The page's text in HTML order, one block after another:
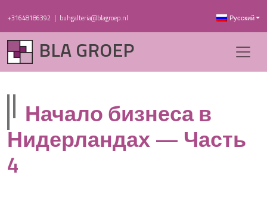
+31648186392 | buhgalteria@blagroep.nl Русский
BLA GROEP
Начало бизнеса в
Нидерландах — Часть
4